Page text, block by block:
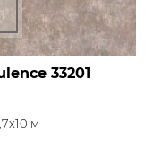
33201
м